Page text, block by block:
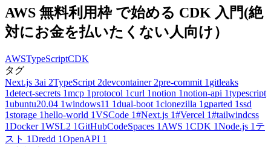
AWS 無料利用枠 で始める CDK 入門(絶
対にお金を払いたくない人向け）
AWSTypeScriptCDK
タグ
Next.js 3ai 2TypeScript 2devcontainer 2pre-commit 1 gitleaks
1detect-secrets 1mcp 1protocol 1curl 1notion 1notion-api 1typescript
1ubuntu20.04 1windows11 1dual-boot 1clonezilla 1 gparted 1ssd
1storage 1hello-world 1VSCode 1#Next.js 1#Vercel 1#tailwindcss
1Docker 1WSL2 1GitHubCodeSpaces 1 AWS 1CDK 1Node.js 1 テ
スト 1Dredd 1OpenAPI 1